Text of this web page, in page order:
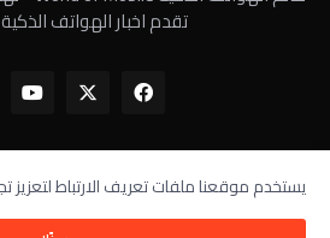
تقدم اخبار الهواتف
الرئيسية معلومات عنا سياسة
يستخدم موقعنا ملفات تعريف الارتباط لتعزيز